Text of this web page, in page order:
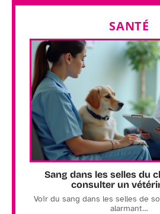
SANTÉ
Sang dans les selles du
consulter un
Voir du sang dans les selles de
alarmant…